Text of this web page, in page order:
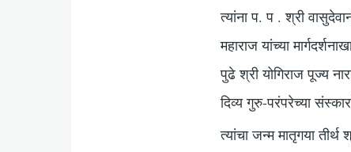
त्यांना प. प . श्री
महाराज यांच्या
पुढे श्री योगिराज पूज्य
दिव्य गुरु-परंपरेच्या
त्यांचा जन्म मातृगया